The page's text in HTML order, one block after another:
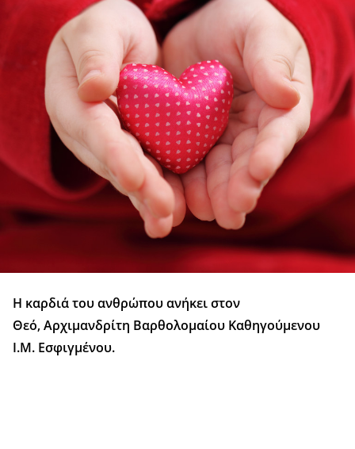
Η καρδιά του ανθρώπου ανήκει στον
Θεό, Αρχιμανδρίτη Βαρθολομαίου Καθηγούμενου
Ι.Μ. Εσφιγμένου.